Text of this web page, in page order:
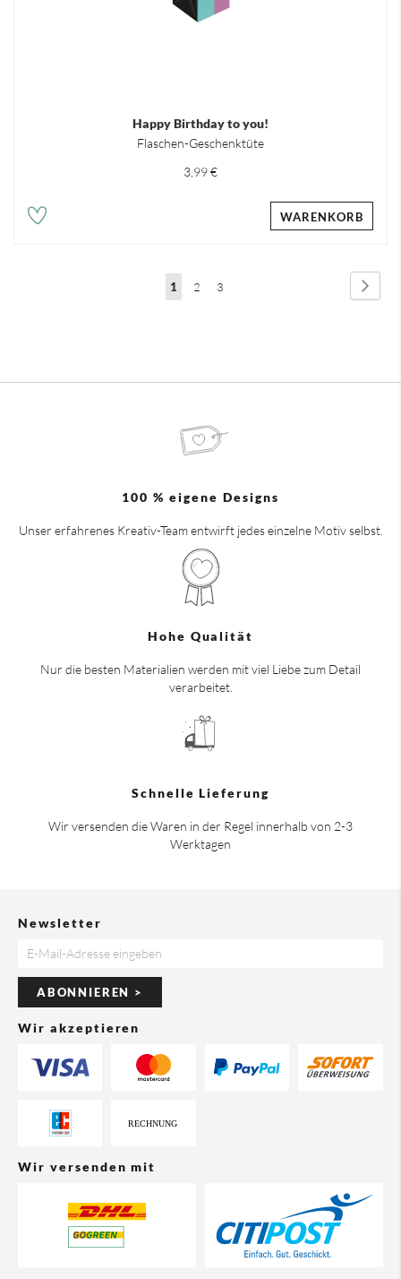
Happy Birthday to you!
Flaschen-Geschenktüte
3,99 €
WARENKORB
Seite
Sie
1 Seite
2 Seite
3
100 % eigene Designs
Unser erfahrenes Kreativ-Team entwirft jedes einzelne Motiv selbst.
Hohe Qualität
Nur die besten Materialien werden mit viel Liebe zum Detail
verarbeitet.
Schnelle Lieferung
Wir versenden die Waren in der Regel innerhalb von 2-3
Werktagen
Newsletter
ABONNIEREN >
Wir akzeptieren
Wir versenden mit